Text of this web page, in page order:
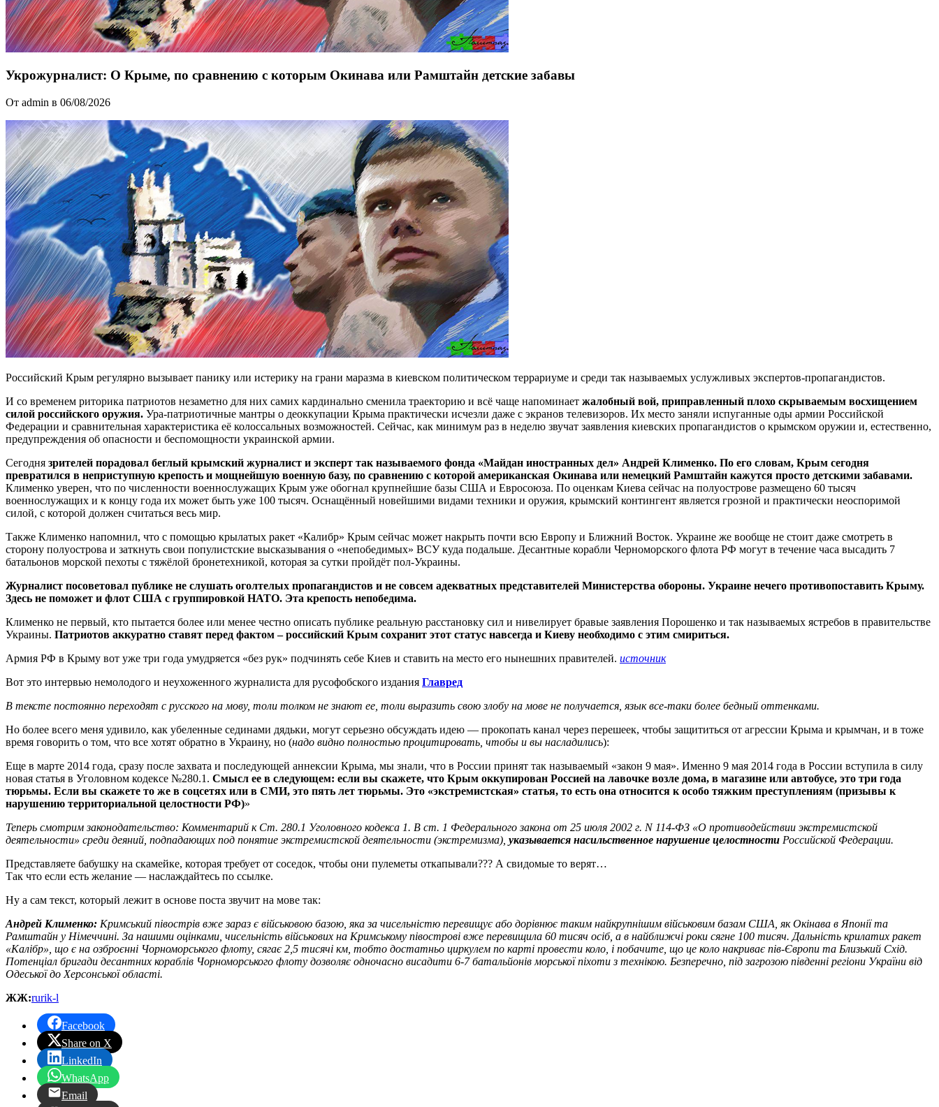
Укрожурналист: О Крыме, по сравнению с которым Окинава или Рамштайн детские забавы
От admin в 06/08/2026
Российский Крым регулярно вызывает панику или истерику на грани маразма в киевском политическом террариуме и среди так называемых услужливых экспертов-пропагандистов.
И со временем риторика патриотов незаметно для них самих кардинально сменила траекторию и всё чаще напоминает жалобный вой, приправленный плохо скрываемым восхищением
силой российского оружия. Ура-патриотичные мантры о деоккупации Крыма практически исчезли даже с экранов телевизоров. Их место заняли испуганные оды армии Российской
Федерации и сравнительная характеристика её колоссальных возможностей. Сейчас, как минимум раз в неделю звучат заявления киевских пропагандистов о крымском оружии и, естественно,
предупреждения об опасности и беспомощности украинской армии.
Сегодня зрителей порадовал беглый крымский журналист и эксперт так называемого фонда «Майдан иностранных дел» Андрей Клименко. По его словам, Крым сегодня
превратился в неприступную крепость и мощнейшую военную базу, по сравнению с которой американская Окинава или немецкий Рамштайн кажутся просто детскими забавами.
Клименко уверен, что по численности военнослужащих Крым уже обогнал крупнейшие базы США и Евросоюза. По оценкам Киева сейчас на полуострове размещено 60 тысяч
военнослужащих и к концу года их может быть уже 100 тысяч. Оснащённый новейшими видами техники и оружия, крымский контингент является грозной и практически неоспоримой
силой, с которой должен считаться весь мир.
Также Клименко напомнил, что с помощью крылатых ракет «Калибр» Крым сейчас может накрыть почти всю Европу и Ближний Восток. Украине же вообще не стоит даже смотреть в
сторону полуострова и заткнуть свои популистские высказывания о «непобедимых» ВСУ куда подальше. Десантные корабли Черноморского флота РФ могут в течение часа высадить 7
батальонов морской пехоты с тяжёлой бронетехникой, которая за сутки пройдёт пол-Украины.
Журналист посоветовал публике не слушать оголтелых пропагандистов и не совсем адекватных представителей Министерства обороны. Украине нечего противопоставить Крыму.
Здесь не поможет и флот США с группировкой НАТО. Эта крепость непобедима.
Клименко не первый, кто пытается более или менее честно описать публике реальную расстановку сил и нивелирует бравые заявления Порошенко и так называемых ястребов в правительстве
Украины. Патриотов аккуратно ставят перед фактом – российский Крым сохранит этот статус навсегда и Киеву необходимо с этим смириться.
Армия РФ в Крыму вот уже три года умудряется «без рук» подчинять себе Киев и ставить на место его нынешних правителей. источник
Вот это интервью немолодого и неухоженного журналиста для русофобского издания Главред
В тексте постоянно переходят с русского на мову, толи толком не знают ее, толи выразить свою злобу на мове не получается, язык все-таки более бедный оттенками.
Но более всего меня удивило, как убеленные сединами дядьки, могут серьезно обсуждать идею — прокопать канал через перешеек, чтобы защититься от агрессии Крыма и крымчан, и в тоже
время говорить о том, что все хотят обратно в Украину, но (надо видно полностью процитировать, чтобы и вы насладились):
Еще в марте 2014 года, сразу после захвата и последующей аннексии Крыма, мы знали, что в России принят так называемый «закон 9 мая». Именно 9 мая 2014 года в России вступила в силу
новая статья в Уголовном кодексе №280.1. Смысл ее в следующем: если вы скажете, что Крым оккупирован Россией на лавочке возле дома, в магазине или автобусе, это три года
тюрьмы. Если вы скажете то же в соцсетях или в СМИ, это пять лет тюрьмы. Это «экстремистская» статья, то есть она относится к особо тяжким преступлениям (призывы к
нарушению территориальной целостности РФ)»
Теперь смотрим законодательство: Комментарий к Ст. 280.1 Уголовного кодекса 1. В ст. 1 Федерального закона от 25 июля 2002 г. N 114-ФЗ «О противодействии экстремистской
деятельности» среди деяний, подпадающих под понятие экстремистской деятельности (экстремизма), указывается насильственное нарушение целостности Российской Федерации.
Представляете бабушку на скамейке, которая требует от соседок, чтобы они пулеметы откапывали??? А свидомые то верят…
Так что если есть желание — наслаждайтесь по ссылке.
Ну а сам текст, который лежит в основе поста звучит на мове так:
Андрей Клименко: Кримський півострів вже зараз є військовою базою, яка за чисельністю перевищує або дорівнює таким найкрупнішим військовим базам США, як Окінава в Японії та
Рамштайн у Німеччині. За нашими оцінками, чисельність військових на Кримському півострові вже перевищила 60 тисяч осіб, а в найближчі роки сягне 100 тисяч. Дальність крилатих ракет
«Калібр», що є на озброєнні Чорноморського флоту, сягає 2,5 тисячі км, тобто достатньо циркулем по карті провести коло, і побачите, що це коло накриває пів-Європи та Близький Схід.
Потенціал бригади десантних кораблів Чорноморського флоту дозволяє одночасно висадити 6-7 батальйонів морської піхоти з технікою. Безперечно, під загрозою південні регіони України від
Одеської до Херсонської області.
ЖЖ:rurik-l
Facebook
Share on X
LinkedIn
WhatsApp
Email